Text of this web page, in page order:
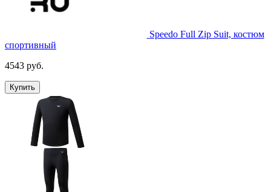
Speedo Full Zip Suit, костюм
спортивный
4543 руб.
Купить